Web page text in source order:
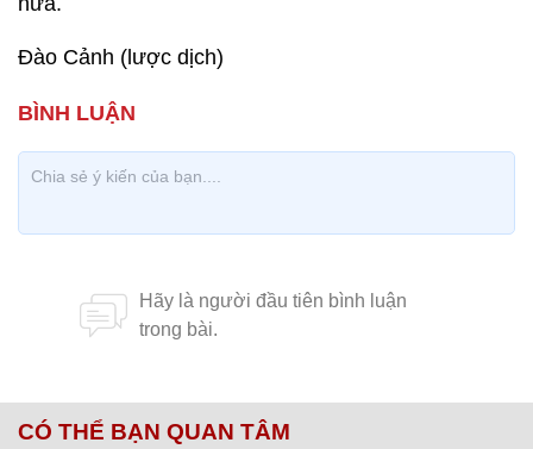
Đào Cảnh (lược dịch)
CÓ THỂ BẠN QUAN TÂM